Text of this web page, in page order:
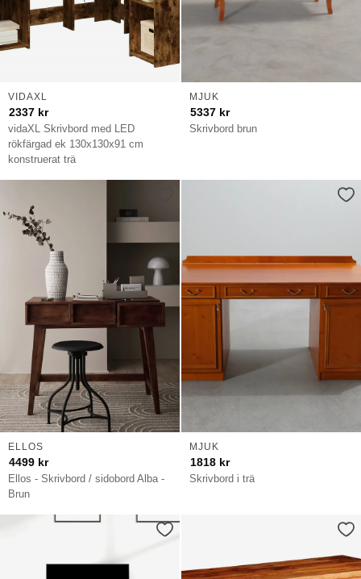
vidaXL Skrivbord med LED
rökfärgad ek 130x130x91 cm
konstruerat trä
VIDAXL
2337 kr
Skrivbord brun
MJUK
5337 kr
Ellos - Skrivbord / sidobord Alba -
Brun
ELLOS
4499 kr
Skrivbord i trä
MJUK
1818 kr